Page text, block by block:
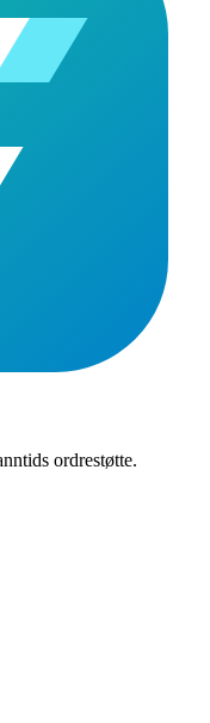
ordrestøtte.